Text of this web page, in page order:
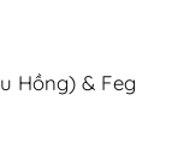
Hồng) & Feg